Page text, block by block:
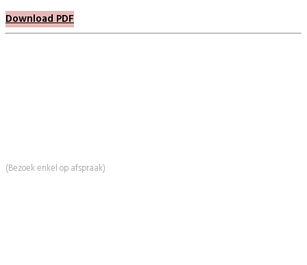
Download PDF
(Bezoek enkel op afspraak)